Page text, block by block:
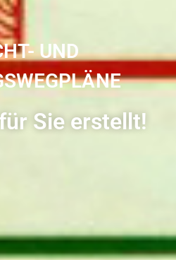
UND
Sie erstellt!